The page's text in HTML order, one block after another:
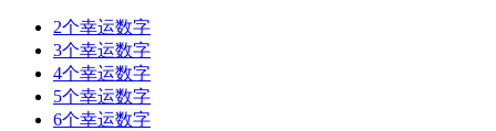
2个幸运数字
3个幸运数字
4个幸运数字
5个幸运数字
6个幸运数字